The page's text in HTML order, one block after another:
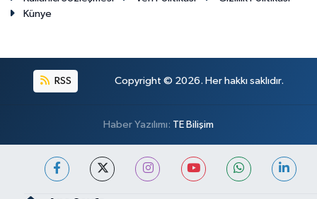
Künye
RSS Copyright © 2026. Her hakkı saklıdır.
Haber Yazılımı: TE Bilişim